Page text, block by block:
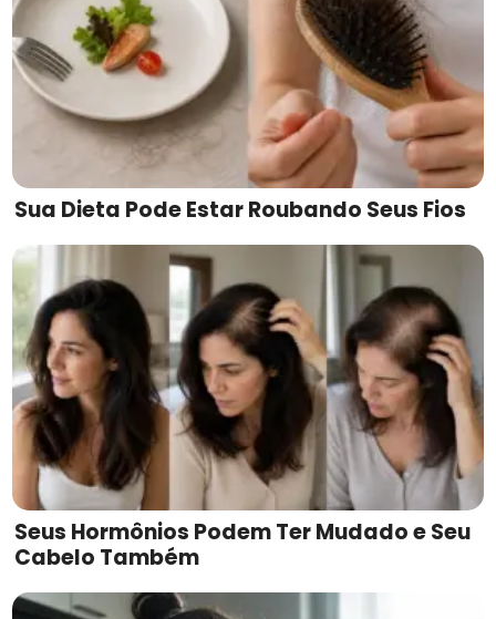
Sua Dieta Pode Estar Roubando Seus Fios
Seus Hormônios Podem Ter Mudado e Seu
Cabelo Também